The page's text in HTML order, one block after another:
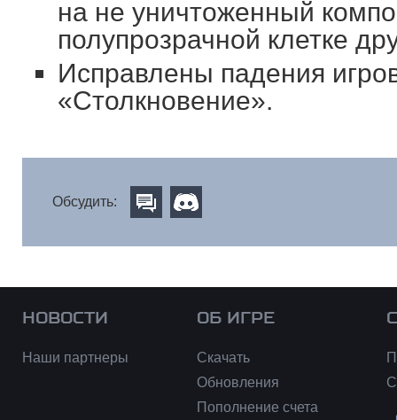
на не уничтоженный
полупрозрачной клетке
Исправлены падения
«Столкновение».
Обсудить:
НОВОСТИ
Наши партнеры
ОБ ИГРЕ
Скачать
Обновления
Пополнение счета